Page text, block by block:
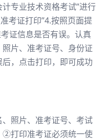
专业技术资格考试”进行
考证打印”4.按照页面提
证信息是否有误。认真
片、准考证号、身份证
，点击打印，即可成功
照片、准考证号、考试
②打印准考证必须统一使